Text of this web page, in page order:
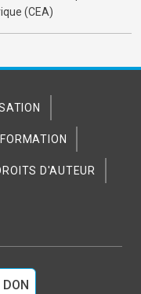
(CEA)
D'AUTEUR